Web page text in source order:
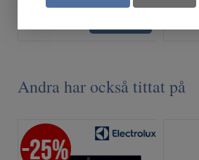
Andra har också tittat på